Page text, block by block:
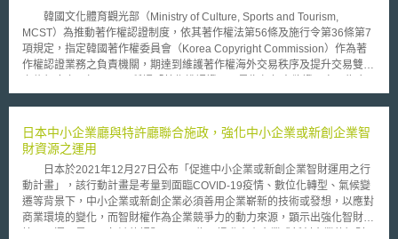
取措施以遵循資料保護規範要求的角度切入，提出八項稽核重點，包括：風
險偏好（risk appetite）、設計階段納入資料保護及透過預設保護資料
（data protection by design and by default）、領導管理與監督
（leadership management and oversight）、政策與程序（policies and
procedures）、管理與通報架構（management and reporting
循與確保能力（compliance and assurance capabilities）、教育訓練與意
特別針對AI，盤點下列八項潛在的資料保護風險，作為風險管理之關注重
點： 一、 資料側寫之公平性與透明性（fairness and transparency in
profiling）； 二、 準確性（accuracy）：包含AI開發過程中資料使用之準確
性，以及應用AI所衍生資料之準確性； 三、 完全自動化決策模型（fully
automated decision making models）：涉及人類介入AI決策之程度，歐盟
一般資料保護規則（General Data Protection Regulation, GDPR）原則上
禁止無人為介入的單純自動化決策； 四、 安全性與網路（security and
韓國文化體育觀光部（Ministry of Culture, Sports and Tourism,
MCST）為推動著作權認證制度，依其著作權法第56條及施行令第36條第7
項規定，指定韓國著作權委員會（Korea Copyright Commission）作為著
作權認證業務之負責機關，期達到維護著作權海外交易秩序及提升交易雙方
法享有權利者，可透過具有公信力之第三方機關確認權利關係，並取得認證
之音樂、電影、電視劇等內容為第一階段著作權認證對象，並提供免手續費
之優惠服務。欲進行著作權認證之申請人（如著作權人、受讓著作權或取得
授權之個人或企業等），應提出認證申請書和客觀上可確認其本身擁有權利
事實之證明資料（如權利變動或授權相關契約等），向韓國著作權委員會申
請，該委員會須於15天內進行審查，確認權利後即發予申請人認證書。
韓國著作權委員會相關人士表示，韓國著作權委員會此次被指定為著作
權認證機關之目的，係因韓流文化擴散，帶動韓國內容產業進入國際市場，
日本中小企業廳與特許廳聯合施政，強化中小企業或新創企業智
財資源之運用
日本於2021年12月27日公布「促進中小企業或新創企業智財運用之行
動計畫」，該行動計畫是考量到面臨COVID-19疫情、數位化轉型、氣候變
遷等背景下，中小企業或新創企業必須善用企業嶄新的技術或發想，以應對
商業環境的變化，而智財權作為企業競爭力的動力來源，顕示出強化智財的